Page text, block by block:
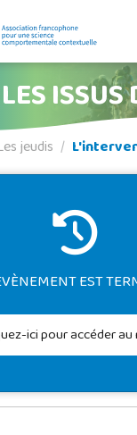
jeudis
EST
ici pour accéder au